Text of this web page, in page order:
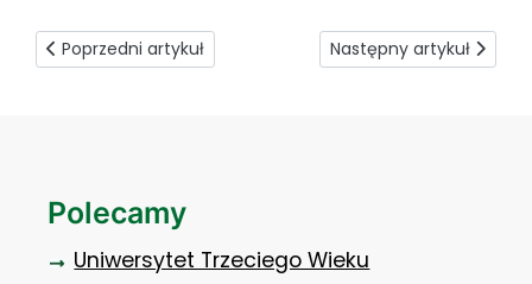
Poprzedni artykuł: O policji wojskowej
Poprzedni artykuł Następny artykuł: Etat
Następny artykuł
Polecamy
Uniwersytet Trzeciego Wieku